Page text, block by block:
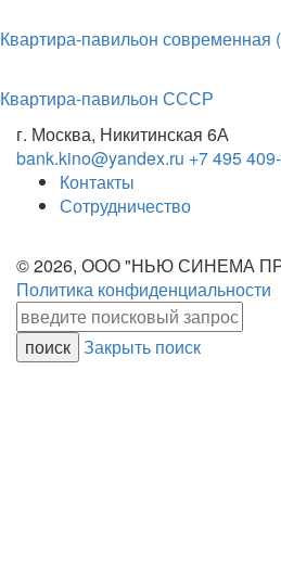
Квартира-павильон современная
Квартира-павильон СССР
г. Москва, Никитинская 6А
bank.kino@yandex.ru +7 495
Контакты
Сотрудничество
© 2026, ООО "НЬЮ СИНЕМА
Политика конфиденциальности
Закрыть поиск